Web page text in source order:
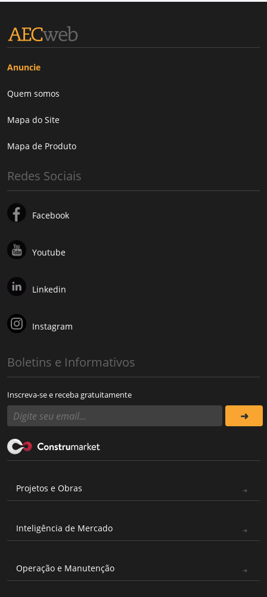
Anuncie
Quem somos
Mapa do Site
Mapa de Produto
Redes Sociais
Facebook
Youtube
Linkedin
Instagram
Boletins e Informativos
Inscreva-se e receba gratuitamente
Projetos e Obras
Inteligência de Mercado
Operação e Manutenção